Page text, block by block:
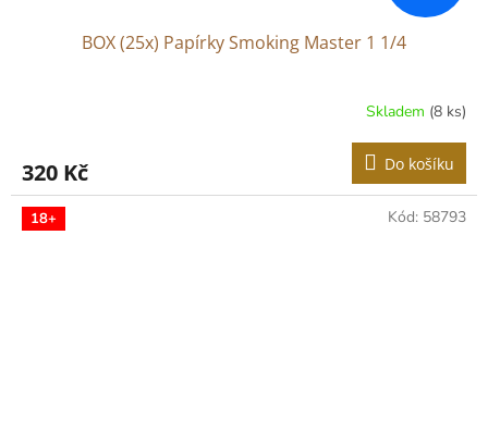
BOX (25x) Papírky Smoking Master 1 1/4
Skladem (8 ks)
320 Kč Do košíku
18+ Kód: 58793